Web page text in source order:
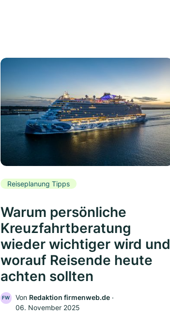
Reiseplanung Tipps
Warum persönliche
Kreuzfahrtberatung
wieder wichtiger wird und
worauf Reisende heute
achten sollten
FW Von Redaktion firmenweb.de‧
06. November 2025